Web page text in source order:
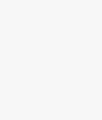
del Vescovo don